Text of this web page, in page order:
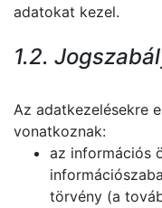
adatokat kezel.
1.2.
Az adatkezelésekre
vonatkoznak:
az információs
törvény (a